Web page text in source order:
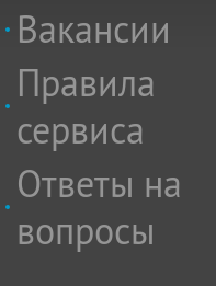
Вакансии
Правила
сервиса
Ответы на
вопросы